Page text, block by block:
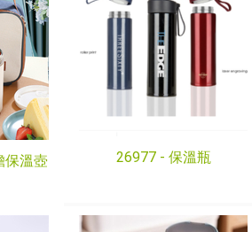
保溫壺 26977 - 保溫瓶